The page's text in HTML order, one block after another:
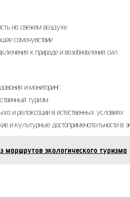
на свежем воздухе
самочувствие
к природе и возобновления сил
и мониторинг
туризм
и релаксации в естественных условиях
и культурные достопримечательности в
маршрутов экологического туризма